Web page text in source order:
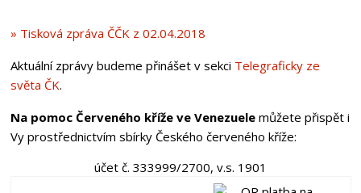
» Tisková zpráva ČČK z 02.04.2018
Aktuální zprávy budeme přinášet v sekci Telegraficky ze
světa ČK.
Na pomoc Červeného kříže ve Venezuelemůžete přispět i
Vy prostřednictvím sbírky Českého červeného kříže:
účet č. 333999/2700, v.s. 1901